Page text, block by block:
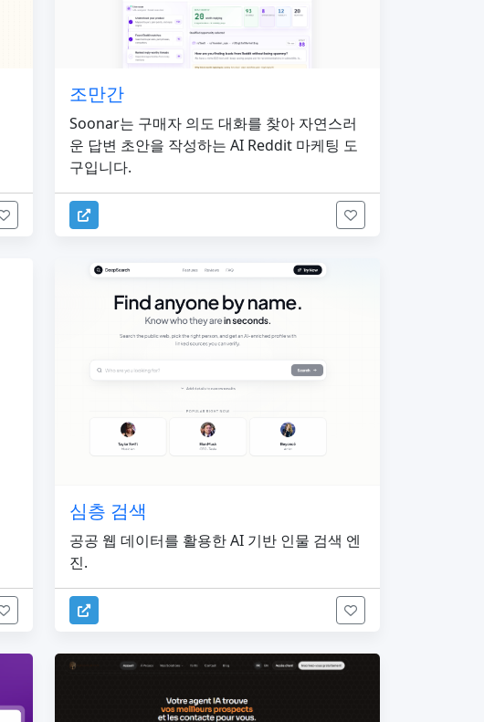
조만간
Soonar는 구매자 의도 대화를 찾아 자연스러
운 답변 초안을 작성하는 AI Reddit 마케팅 도
구입니다.
심층 검색
공공 웹 데이터를 활용한 AI 기반 인물 검색 엔
진.